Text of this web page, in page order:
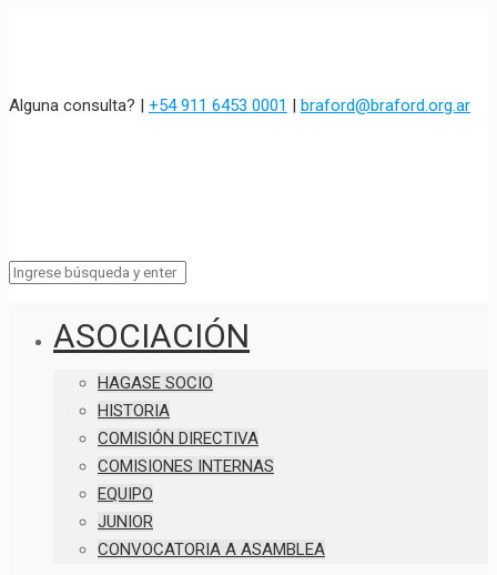
Alguna consulta? | +54 911 6453 0001 | braford@braford.org.ar
ASOCIACIÓN
HAGASE SOCIO
HISTORIA
COMISIÓN DIRECTIVA
COMISIONES INTERNAS
EQUIPO
JUNIOR
CONVOCATORIA A ASAMBLEA